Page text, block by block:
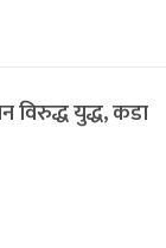
विरुद्ध युद्ध, कडा